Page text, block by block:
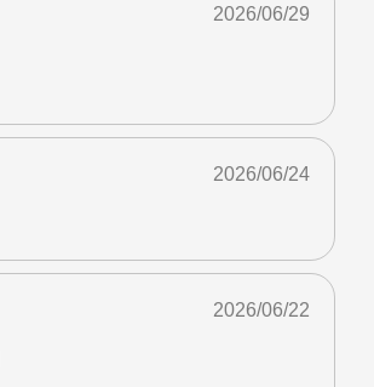
2026/06/29
2026/06/24
2026/06/22